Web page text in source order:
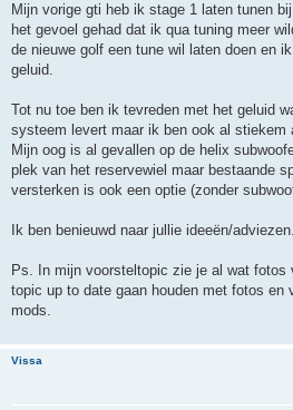
Mijn vorige gti heb ik stage 1 laten tunen
het gevoel gehad dat ik qua tuning meer
de nieuwe golf een tune wil laten doen en
geluid.
Tot nu toe ben ik tevreden met het geluid
systeem levert maar ik ben ook al stiekem
Mijn oog is al gevallen op de helix
plek van het reservewiel maar bestaande
versterken is ook een optie (zonder
Ik ben benieuwd naar jullie ideeën/adviezen.
Ps. In mijn voorsteltopic zie je al wat
topic up to date gaan houden met fotos en
mods.
Vissa